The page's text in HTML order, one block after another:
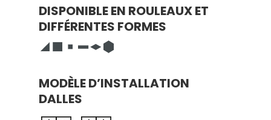
DISPONIBLE EN ROULEAUX ET
DIFFÉRENTES FORMES
MODÈLE D’INSTALLATION
DALLES